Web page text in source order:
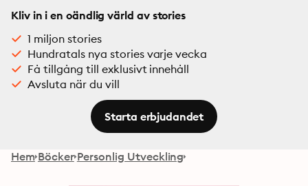
Kliv in i en oändlig värld av stories
1 miljon stories
Hundratals nya stories varje vecka
Få tillgång till exklusivt innehåll
Avsluta när du vill
Starta erbjudandet
Hem Böcker Personlig Utveckling